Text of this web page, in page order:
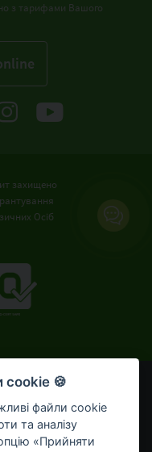
з тарифами Вашого
захищено
Осіб
захищені.
р.
банків №273
cookie 🍪
файли cookie
та аналізу
«Прийняти